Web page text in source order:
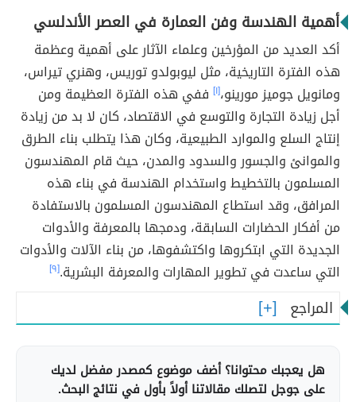
أهمية الهندسة وفن العمارة في العصر الأندلسي
أكد العديد من المؤرخين وعلماء الآثار على أهمية وعظمة
هذه الفترة التاريخية، مثل ليوبولدو توريس، وهنري تيراس،
ومانويل جوميز مورينو،[١] ففي هذه الفترة العظيمة ومن
أجل زيادة التجارة والتوسع في الاقتصاد، كان لا بد من زيادة
إنتاج السلع والموارد الطبيعية، وكان هذا يتطلب بناء الطرق
والموانئ والجسور والسدود والمدن، حيث قام المهندسون
المسلمون بالتخطيط واستخدام الهندسة في بناء هذه
المرافق، وقد استطاع المهندسون المسلمون بالاستفادة
من أفكار الحضارات السابقة، ودمجها بالمعرفة والأدوات
الجديدة التي ابتكروها واكتشفوها، من بناء الآلات والأدوات
التي ساعدت في تطوير المهارات والمعرفة البشرية.[٩]
المراجع
هل يعجبك محتوانا؟ أضف موضوع كمصدر مفضل لديك
على جوجل لتصلك مقالاتنا أولاً بأول في نتائج البحث.